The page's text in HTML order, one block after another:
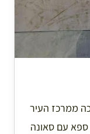
ממרכז העיר
עם סאונה